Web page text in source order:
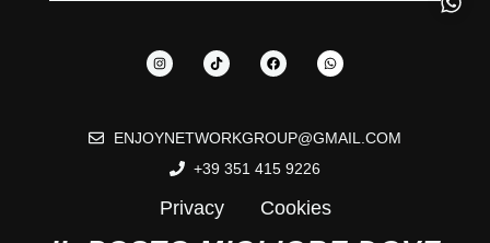
ENJOYNETWORKGROUP@GMAIL.COM
+39 351 415 9226
Privacy Cookies